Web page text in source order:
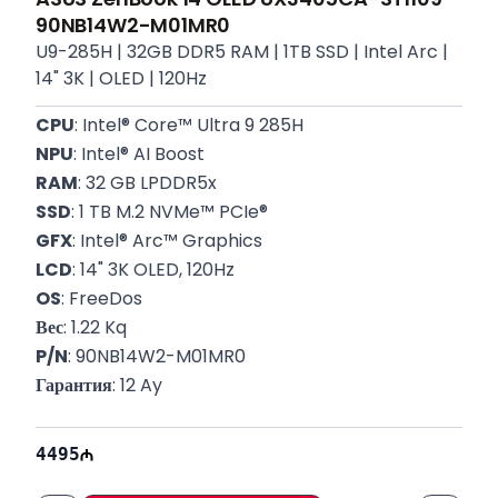
90NB14W2-M01MR0
U9-285H | 32GB DDR5 RAM | 1TB SSD | Intel Arc |
14" 3K | OLED | 120Hz
CPU: Intel® Core™ Ultra 9 285H
NPU: Intel® AI Boost
RAM: 32 GB LPDDR5x
SSD: 1 TB M.2 NVMe™ PCIe®
GFX: Intel® Arc™ Graphics
LCD: 14" 3K OLED, 120Hz
OS: FreeDos
Вес: 1.22 Kq
P/N: 90NB14W2-M01MR0
Гарантия: 12 Ay
4495